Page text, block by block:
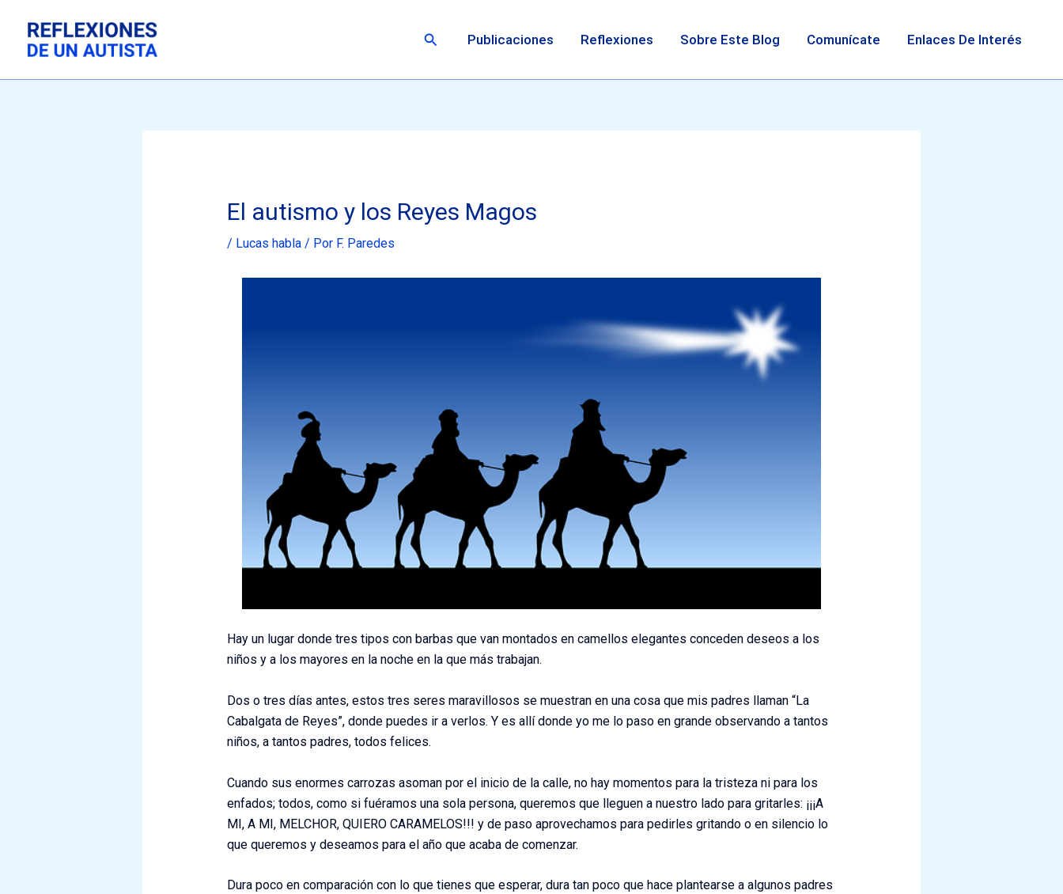
contenido
Buscar Publicaciones Reflexiones Sobre Este Blog Comunícate Enlaces De Interés
El autismo y los Reyes Magos
/ Lucas habla/ Por F. Paredes
Hay un lugar donde tres tipos con barbas que van montados en camellos elegantes conceden deseos a los
niños y a los mayores en la noche en la que más trabajan.
Dos o tres días antes, estos tres seres maravillosos se muestran en una cosa que mis padres llaman “La
Cabalgata de Reyes”, donde puedes ir a verlos. Y es allí donde yo me lo paso en grande observando a tantos
niños, a tantos padres, todos felices.
Cuando sus enormes carrozas asoman por el inicio de la calle, no hay momentos para la tristeza ni para los
enfados; todos, como si fuéramos una sola persona, queremos que lleguen a nuestro lado para gritarles: ¡¡¡A
MI, A MI, MELCHOR, QUIERO CARAMELOS!!! y de paso aprovechamos para pedirles gritando o en silencio lo
que queremos y deseamos para el año que acaba de comenzar.
Dura poco en comparación con lo que tienes que esperar, dura tan poco que hace plantearse a algunos padres